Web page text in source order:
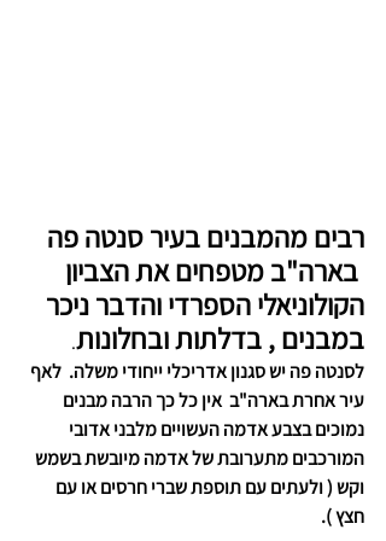
רבים מהמבנים בעיר סנטה פה
בארה"ב מטפחים את הצביון
הקולוניאלי הספרדי והדבר ניכר
במבנים , בדלתות ובחלונות.
לסנטה פה יש סגנון אדריכלי ייחודי משלה.  לאף
עיר אחרת בארה"ב  אין כל כך הרבה מבנים
נמוכים בצבע אדמה העשויים מלבני אדובי
המורכבים מתערובת של אדמה מיובשת בשמש
וקש ( ולעתים עם תוספת שברי חרסים או עם
חצץ ).